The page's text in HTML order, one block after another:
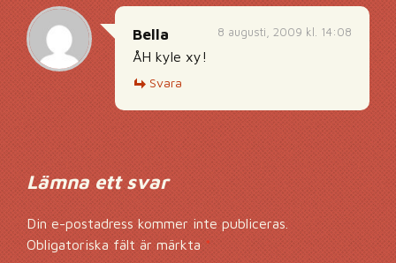
8 augusti, 2009 kl. 14:08
Bella
ÅH kyle xy!
Svara
Lämna ett svar
Din e-postadress kommer inte publiceras.
Obligatoriska fält är märkta*